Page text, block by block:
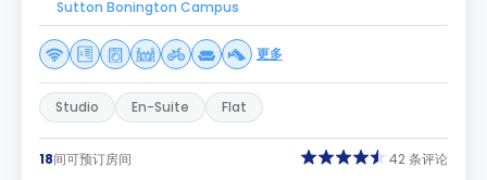
Sutton Bonington Campus
更多
Studio En-Suite Flat
18间可预订房间 42 条评论